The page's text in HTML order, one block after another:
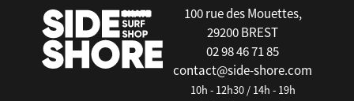
100 rue des Mouettes,
29200 BREST
02 98 46 71 85
contact@side-shore.com
10h - 12h30 / 14h - 19h